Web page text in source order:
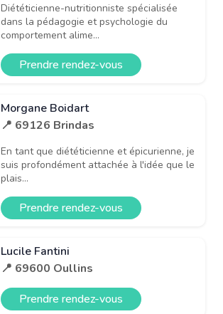
Diététicienne-nutritionniste spécialisée
dans la pédagogie et psychologie du
comportement alime...
Prendre rendez-vous
Morgane Boidart
📍 69126 Brindas
En tant que diététicienne et épicurienne, je
suis profondément attachée à l'idée que le
plais...
Prendre rendez-vous
Lucile Fantini
📍 69600 Oullins
Prendre rendez-vous